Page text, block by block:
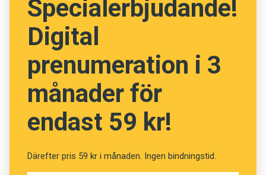
Otta
Solnedgång
Morgunstund
Förtvivlan
Morgonstund
Specialerbjudande!
Digital
prenumeration i 3
månader för
endast 59 kr!
Därefter pris 59 kr i månaden. Ingen bindningstid.